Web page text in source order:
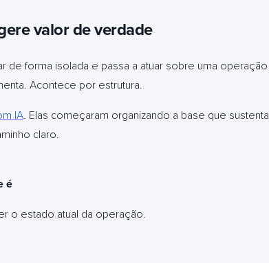
valor de verdade
forma isolada e passa a atuar sobre uma operação
Acontece por estrutura.
IA. Elas começaram organizando a base que sustenta
claro.
é
o estado atual da operação.